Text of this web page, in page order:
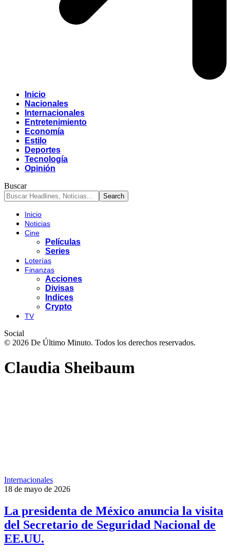
Inicio
Nacionales
Internacionales
Entretenimiento
Economía
Estilo
Deportes
Tecnología
Opinión
Buscar
Inicio
Noticias
Cine
Películas
Series
Loterías
Finanzas
Acciones
Divisas
Indices
Crypto
TV
Social
© 2026 De Último Minuto. Todos los derechos reservados.
Claudia Sheibaum
Internacionales
18 de mayo de 2026
La presidenta de México anuncia la visita
del Secretario de Seguridad Nacional de
EE.UU.